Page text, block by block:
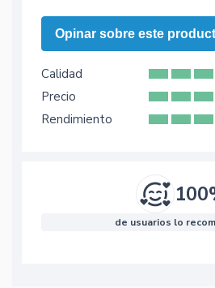
Opinar sobre este
Calidad
Precio
Rendimiento
de usuarios lo